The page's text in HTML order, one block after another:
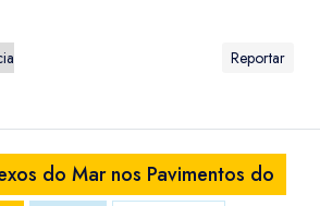
Reportar
do Mar nos Pavimentos do